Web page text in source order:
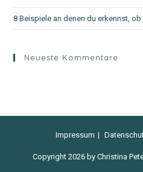
8 Beispiele an denen du erkennst,
Neueste Kommentare
Impressum
Copyright 2026 by Christina